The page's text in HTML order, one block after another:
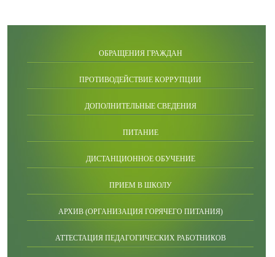
ОБРАЩЕНИЯ ГРАЖДАН
ПРОТИВОДЕЙСТВИЕ КОРРУПЦИИ
ДОПОЛНИТЕЛЬНЫЕ СВЕДЕНИЯ
ПИТАНИЕ
ДИСТАНЦИОННОЕ ОБУЧЕНИЕ
ПРИЕМ В ШКОЛУ
АРХИВ (ОРГАНИЗАЦИЯ ГОРЯЧЕГО ПИТАНИЯ)
АТТЕСТАЦИЯ ПЕДАГОГИЧЕСКИХ РАБОТНИКОВ